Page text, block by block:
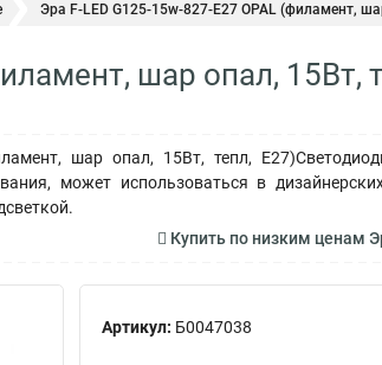
Эра F-LED G125-15w-827-E27 OPAL (филамент,
шар опал, 15Вт,
шар опал, 15Вт, тепл,
может использоваться в
Купить по низким ценам
Артикул: Б0047038